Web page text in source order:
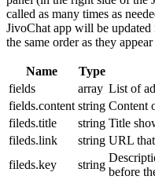
called as many times as
JivoChat app will be
the same order as they
Name Type
fields
array List of
fields.content string Content
fileds.title
string Title
fileds.link
string URL
fileds.key
string
before